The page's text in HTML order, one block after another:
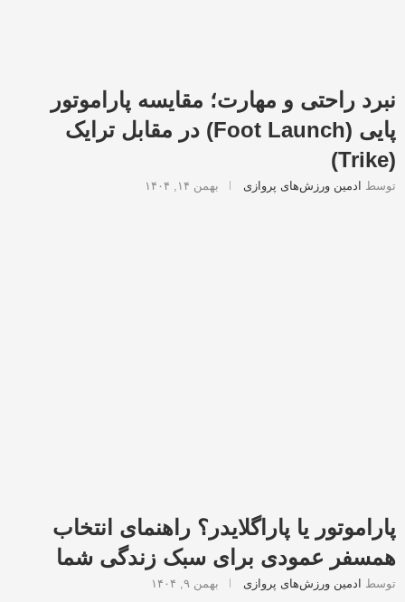
نبرد راحتی و مهارت؛ مقایسه پاراموتور
پایی (Foot Launch) در مقابل ترایک
(Trike)
توسط ادمین ورزش‌های پروازی بهمن ۱۴, ۱۴۰۴
پاراموتور یا پاراگلایدر؟ راهنمای انتخاب
همسفر عمودی برای سبک زندگی شما
توسط ادمین ورزش‌های پروازی بهمن ۹, ۱۴۰۴